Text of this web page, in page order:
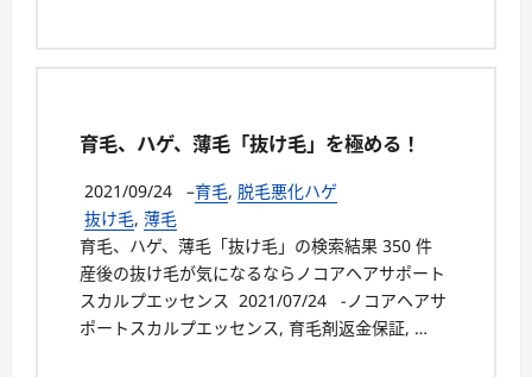
育毛、ハゲ、薄毛「抜け毛」を極める！
2021/09/24 –育毛, 脱毛悪化ハゲ
抜け毛, 薄毛
育毛、ハゲ、薄毛「抜け毛」の検索結果 350 件
産後の抜け毛が気になるならノコアヘアサポート
スカルプエッセンス 2021/07/24 -ノコアヘアサ
ポートスカルプエッセンス, 育毛剤返金保証, …